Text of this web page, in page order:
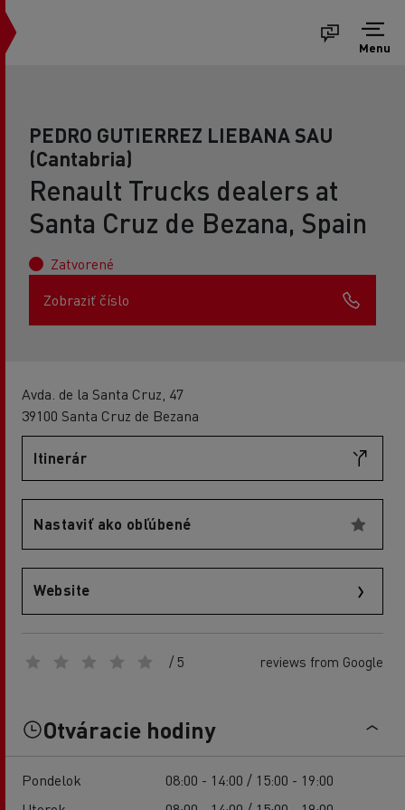
Menu
PEDRO GUTIERREZ LIEBANA SAU
(Cantabria)
Renault Trucks dealers at
Santa Cruz de Bezana, Spain
Zatvorené
Zobraziť číslo
Avda. de la Santa Cruz, 47
39100 Santa Cruz de Bezana
Itinerár
Nastaviť ako obľúbené
Website
/ 5 reviews from Google
Otváracie hodiny
Pondelok
08:00 - 14:00 / 15:00 - 19:00